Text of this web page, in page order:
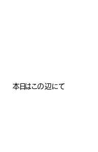
本日はこの辺にて